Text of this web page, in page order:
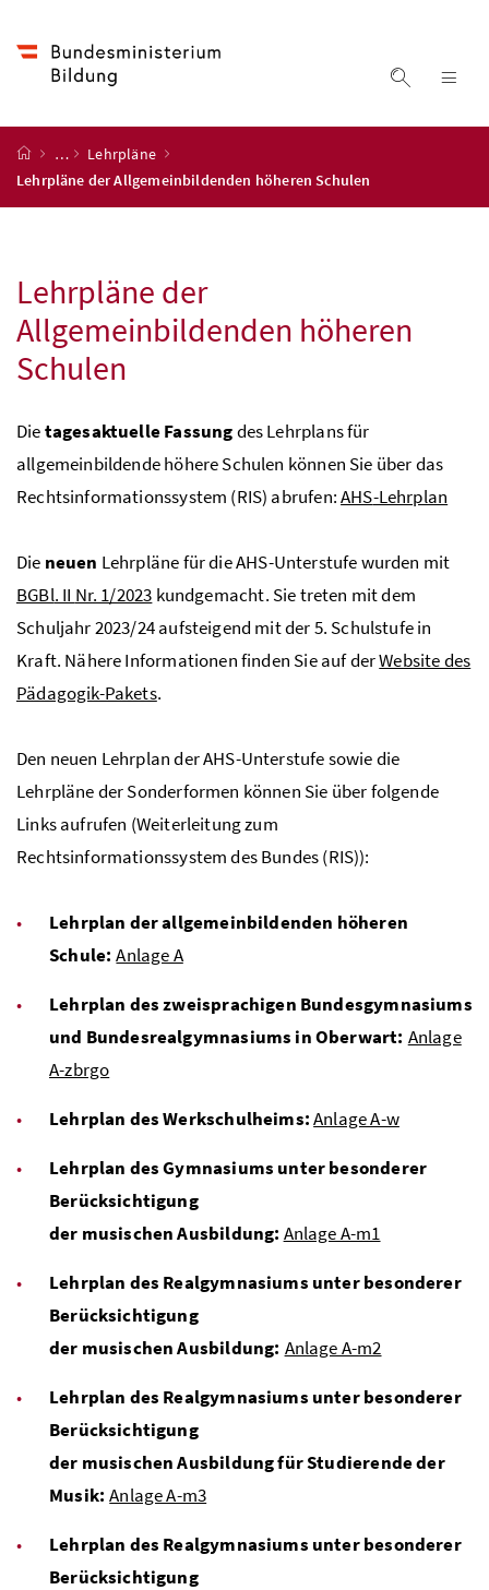
Suche
Startseite
…
Lehrpläne
Lehrpläne der Allgemeinbildenden höheren Schulen
Lehrpläne der
Allgemeinbildenden höheren
Schulen
Dietagesaktuelle Fassungdes Lehrplans für
allgemeinbildende höhere Schulen können Sie über das
Rechtsinformationssystem (RIS) abrufen:AHS-Lehrplan
Die neuen Lehrpläne für dieAHS-Unterstufe wurden mit
BGBl. II Nr. 1/2023 kundgemacht. Sie treten mit dem
Schuljahr 2023/24 aufsteigend mit der 5. Schulstufe in
Kraft. Nähere Informationen finden Sie auf derWebsite des
Pädagogik-Pakets.
Den neuen Lehrplan derAHS-Unterstufe sowie die
Lehrpläne der Sonderformen können Sie über folgende
Links aufrufen (Weiterleitung zum
Rechtsinformationssystem des Bundes (RIS)):
Lehrplan der allgemeinbildenden höheren
Schule:Anlage A
Lehrplan des zweisprachigen Bundesgymnasiums
und Bundesrealgymnasiums in Oberwart: Anlage
A-zbrgo
Lehrplan des Werkschulheims:Anlage A-w
Lehrplan des Gymnasiums unter besonderer
Berücksichtigung
der musischen Ausbildung: Anlage A-m1
Lehrplan des Realgymnasiums unter besonderer
Berücksichtigung
der musischen Ausbildung: Anlage A-m2
Lehrplan des Realgymnasiums unter besonderer
Berücksichtigung
der musischen Ausbildung für Studierende der
Musik:Anlage A-m3
Lehrplan des Realgymnasiums unter besonderer
Berücksichtigung